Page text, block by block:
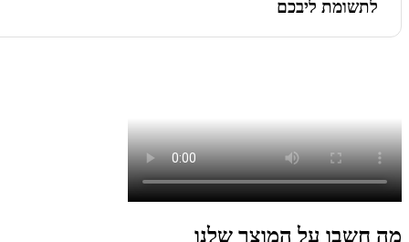
לתשומת ליבכם
מה חשבו על המוצר שלנו